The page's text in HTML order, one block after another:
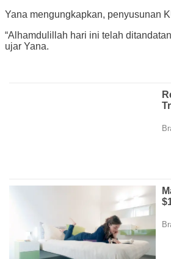
Yana mengungkapkan, penyusunan
“Alhamdulillah hari ini telah
ujar Yana.